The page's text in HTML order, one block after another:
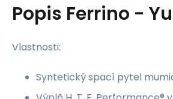
Popis Ferrino -
Vlastnosti:
Syntetický spací pytel